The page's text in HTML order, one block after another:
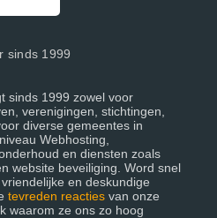
sinds 1999
sinds 1999 zowel voor
verenigingen, stichtingen,
diverse gemeentes in
Webhosting,
en diensten zoals
website beveiliging. Word snel
en deskundige
tevreden reacties van onze
waarom ze ons zo hoog